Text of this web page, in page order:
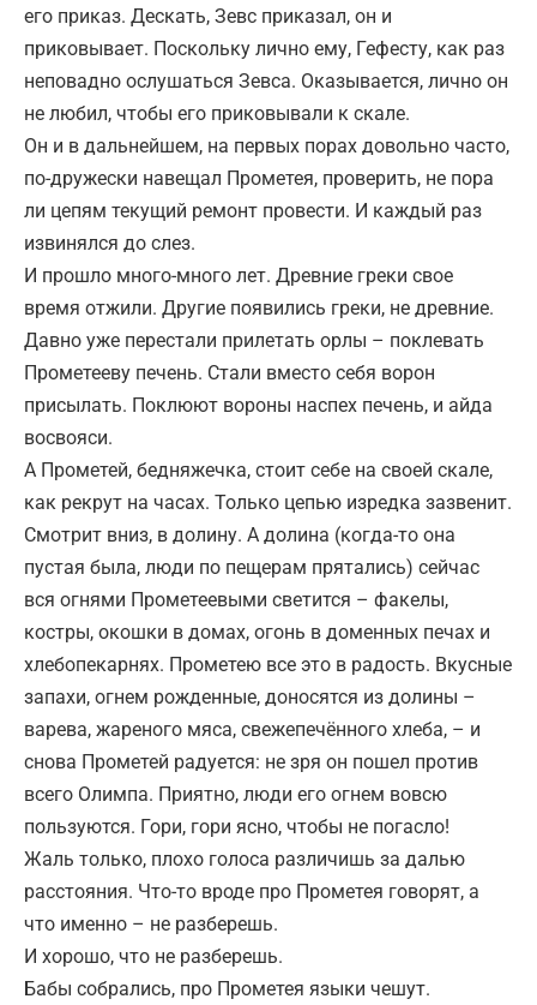
его приказ. Дескать, Зевс приказал, он и
приковывает. Поскольку лично ему, Гефесту, как раз
неповадно ослушаться Зевса. Оказывается, лично он
не любил, чтобы его приковывали к скале.
Он и в дальнейшем, на первых порах довольно часто,
по-дружески навещал Прометея, проверить, не пора
ли цепям текущий ремонт провести. И каждый раз
извинялся до слез.
И прошло много-много лет. Древние греки свое
время отжили. Другие появились греки, не древние.
Давно уже перестали прилетать орлы – поклевать
Прометееву печень. Стали вместо себя ворон
присылать. Поклюют вороны наспех печень, и айда
восвояси.
А Прометей, бедняжечка, стоит себе на своей скале,
как рекрут на часах. Только цепью изредка зазвенит.
Смотрит вниз, в долину. А долина (когда-то она
пустая была, люди по пещерам прятались) сейчас
вся огнями Прометеевыми светится – факелы,
костры, окошки в домах, огонь в доменных печах и
хлебопекарнях. Прометею все это в радость. Вкусные
запахи, огнем рожденные, доносятся из долины –
варева, жареного мяса, свежепечённого хлеба, – и
снова Прометей радуется: не зря он пошел против
всего Олимпа. Приятно, люди его огнем вовсю
пользуются. Гори, гори ясно, чтобы не погасло!
Жаль только, плохо голоса различишь за далью
расстояния. Что-то вроде про Прометея говорят, а
что именно – не разберешь.
И хорошо, что не разберешь.
Бабы собрались, про Прометея языки чешут.